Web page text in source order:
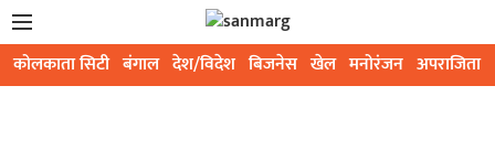
कोलकाता सिटी बंगाल देश/विदेश बिजनेस खेल मनोरंजन अपराजिता